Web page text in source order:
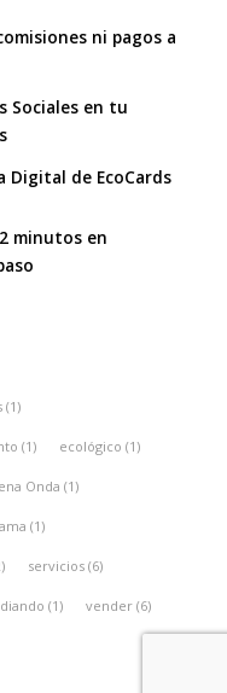
ni pagos a
Sociales en tu
de EcoCards
minutos en
(1)
(1) ecológico (1)
Onda (1)
(1)
servicios(6)
(1) vender(6)